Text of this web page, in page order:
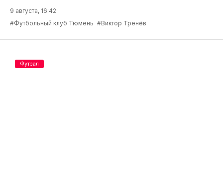
9 августа, 16:42
#Футбольный клуб Тюмень #Виктор Тренёв
Футзал